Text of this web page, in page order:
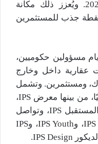
مقارنة بالربع الأول من عام 2020. ويُعزز ذلك مكانة
جذب للمستثمرين
المعرض على مدار 3 أيام مسؤولين حكوميين،
عقارية داخل وخارج
ومستثمرين. وتشمل
فعاليات المعرض 11 نشاطًا رئيسيًا، من بينها معرض IPS،
ومؤتمر IPS، وجوائز IPS، ومدن المستقبل IPS، وتواصل
مع IPS، وIPS Finance، وIPS Women، وIPS Youth، وIPS